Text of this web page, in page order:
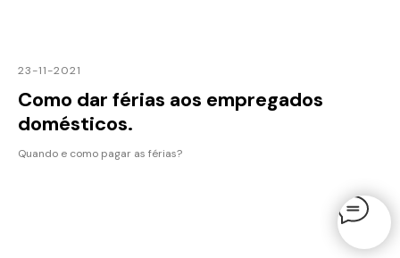
23-11-2021
Como dar férias aos empregados
domésticos.
Quando e como pagar as férias?